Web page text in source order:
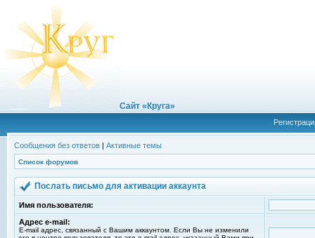
Сайт «Круга»
Сообщения без ответов | Активные темы
Список форумов
Послать письмо для активации аккаунта
Имя пользователя:
Адрес e-mail:
E-mail адрес, связанный с Вашим аккаунтом. Если Вы не изменили